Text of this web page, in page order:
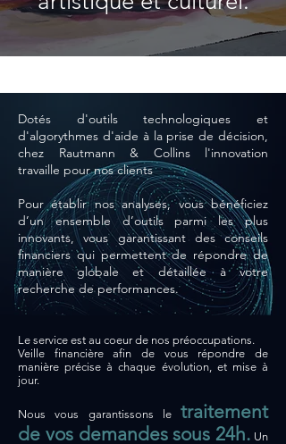
Dotés d'outils technologiques et
d'algorythmes d'aide à la prise de décision,
chez Rautmann & Collins l'innovation
travaille pour nos clients
Pour établir nos analyses, vous bénéficiez
d’un ensemble d’outils parmi les plus
innovants, vous garantissant des conseils
financiers qui permettent de répondre de
manière globale et détaillée à votre
recherche de performances.
Le service est au coeur de nos préoccupations.
Veille financière afin de vous répondre de
manière précise à chaque évolution, et mise à
jour.
Nous vous garantissons le traitement
de vos demandes sous 24h. Un